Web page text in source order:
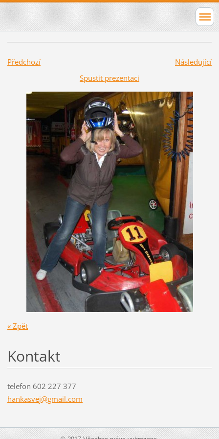
Předchozí
Následující
Spustit prezentaci
« Zpět
Kontakt
telefon 602 227 377
hankasvej@gmail.com